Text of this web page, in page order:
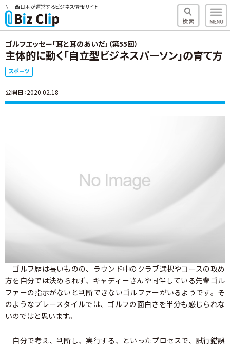
NTT西日本が運営するビジネス情報サイト
ゴルフエッセー「耳と耳のあいだ」（第55回）
主体的に動く「自立型ビジネスパーソン」の育て方
スポーツ
公開日：2020.02.18
ゴルフ歴は長いものの、ラウンド中のクラブ選択やコースの攻め
方を自分では決められず、キャディーさんや同伴している先輩ゴル
ファーの指示がないと判断できないゴルファーがいるようです。そ
のようなプレースタイルでは、ゴルフの面白さを半分も感じられな
いのではと思います。
自分で考え、判断し、実行する、といったプロセスで、試行錯誤